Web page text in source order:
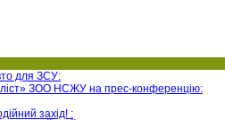
для ЗСУ:
ЗОО НСЖУ на прес-конференцію:
захід! :